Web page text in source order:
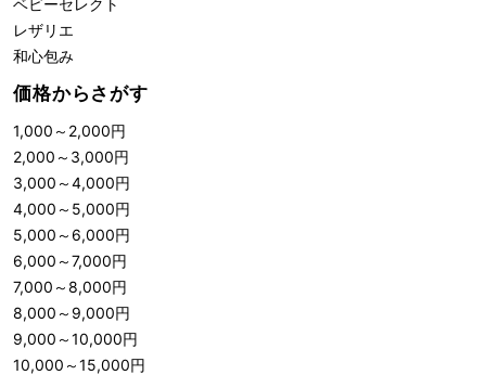
レザリエ
和心包み
価格からさがす
1,000 ～ 2,000円
2,000 ～ 3,000円
3,000 ～4,000円
4,000 ～ 5,000円
5,000 ～ 6,000円
6,000 ～7,000円
7,000 ～8,000円
8,000 ～ 9,000円
9,000 ～10,000円
10,000 ～15,000円